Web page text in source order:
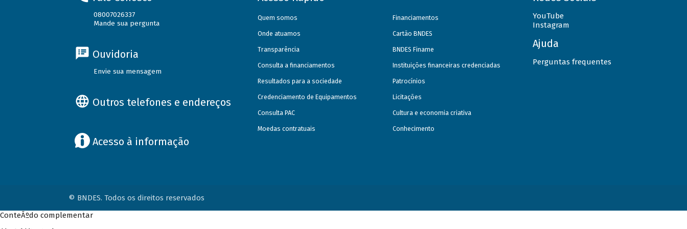
08007026337
Mande sua pergunta
Ouvidoria
Envie sua mensagem
Outros telefones e endereços
Acesso à informação
Quem somos
Onde atuamos
Transparência
Consulta a financiamentos
Resultados para a sociedade
Credenciamento de Equipamentos
Consulta PAC
Moedas contratuais
Financiamentos
Cartão BNDES
BNDES Finame
Instituições financeiras credenciadas
Patrocínios
Licitações
Cultura e economia criativa
Conhecimento
YouTube
Instagram
Ajuda
Perguntas frequentes
© BNDES. Todos os direitos reservados
ConteÃºdo complementar